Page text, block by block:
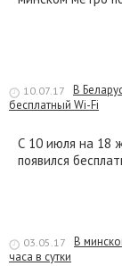
10.07.17
В
бесплатный Wi-Fi
С 10 июля на 18
появился
03.05.17
В
часа в сутки